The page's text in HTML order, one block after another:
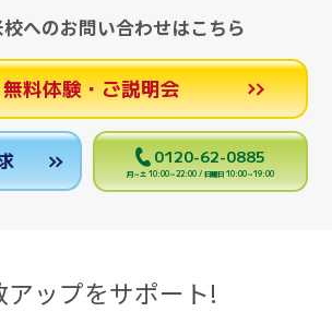
へのお問い合わせはこちら
無料体験・ご説明会
0120-62-0885
月～土 10:00～22:00 / 日曜日 10:00～19:00
アップをサポート!